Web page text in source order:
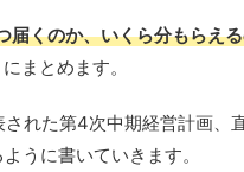
届くのか、いくら分もらえ
まとめます。
れた第4次中期経営計画、
うに書いていきます。